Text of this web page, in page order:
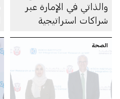
والذاتي في الإمارة عبر
شراكات استراتيجية
الصحة